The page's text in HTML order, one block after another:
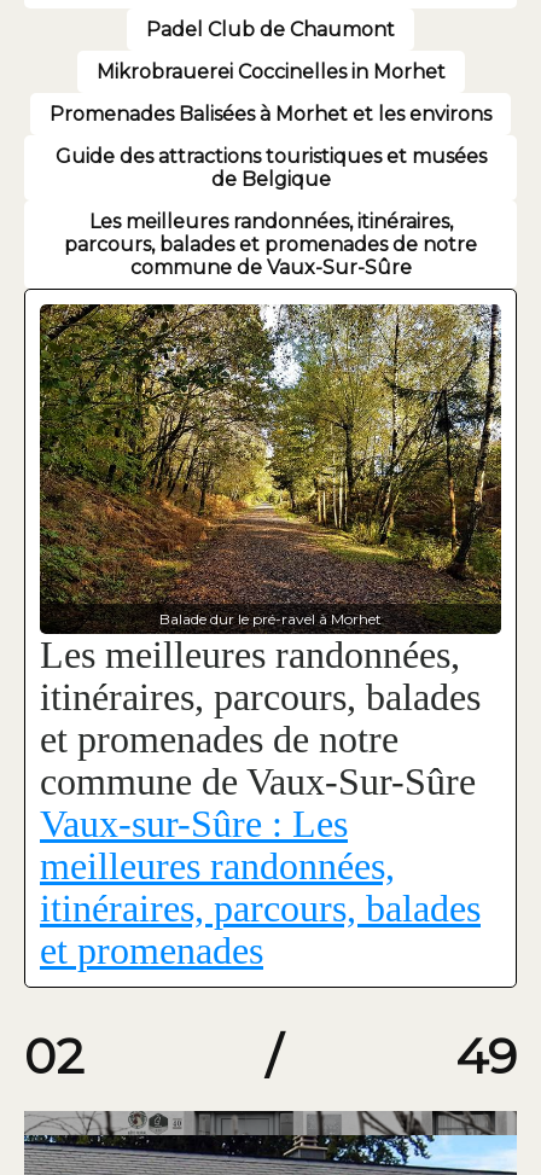
Padel Club de Chaumont
Mikrobrauerei Coccinelles in Morhet
Promenades Balisées à Morhet et les environs
Guide des attractions touristiques et musées
de Belgique
Les meilleures randonnées, itinéraires,
parcours, balades et promenades de notre
commune de Vaux-Sur-Sûre
Balade dur le pré-ravel à Morhet
Les meilleures randonnées,
itinéraires, parcours, balades
et promenades de notre
commune de Vaux-Sur-Sûre
Vaux-sur-Sûre : Les
meilleures randonnées,
itinéraires, parcours, balades
et promenades
02 / 49